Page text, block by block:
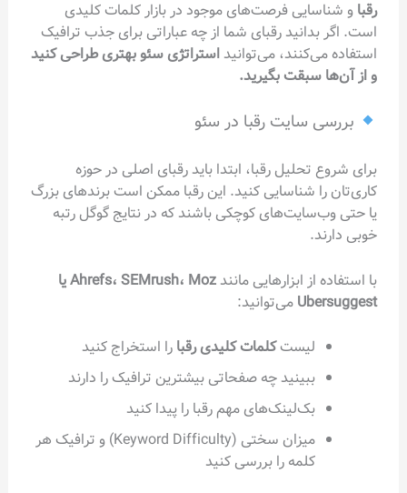
رقبا و شناسایی فرصت‌های موجود در بازار کلمات کلیدی
است. اگر بدانید رقبای شما از چه عباراتی برای جذب ترافیک
استفاده می‌کنند، می‌توانید استراتژی سئو بهتری طراحی کنید
و از آن‌ها سبقت بگیرید.
بررسی سایت رقبا در سئو
برای شروع تحلیل رقبا، ابتدا باید رقبای اصلی در حوزه
کاری‌تان را شناسایی کنید. این رقبا ممکن است برندهای بزرگ
یا حتی وب‌سایت‌های کوچکی باشند که در نتایج گوگل رتبه
خوبی دارند.
با استفاده از ابزارهایی مانند
Ahrefs، SEMrush، Moz یا
Ubersuggest می‌توانید:
لیستکلمات کلیدی رقبا را استخراج کنید
ببینید چه صفحاتی بیشترین ترافیک را دارند
بک‌لینک‌های مهم رقبا را پیدا کنید
میزان سختی (Keyword Difficulty) و ترافیک هر
کلمه را بررسی کنید